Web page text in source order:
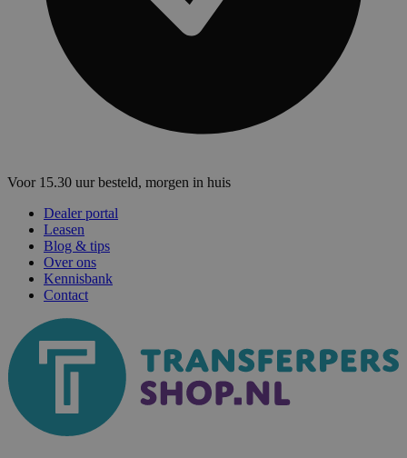
Voor 15.30 uur besteld, morgen in huis
Dealer portal
Leasen
Blog & tips
Over ons
Kennisbank
Contact